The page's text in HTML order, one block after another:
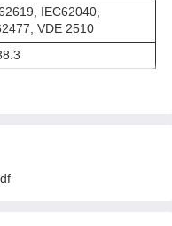
IEC62040,
VDE 2510